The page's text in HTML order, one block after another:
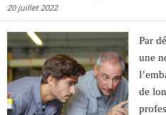
20 juillet 2022
Par
une
de